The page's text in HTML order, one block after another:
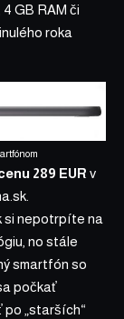
GB RAM či
roka
289 EUR v
si nepotrpíte na
no stále
smartfón so
počkať
po „starších“